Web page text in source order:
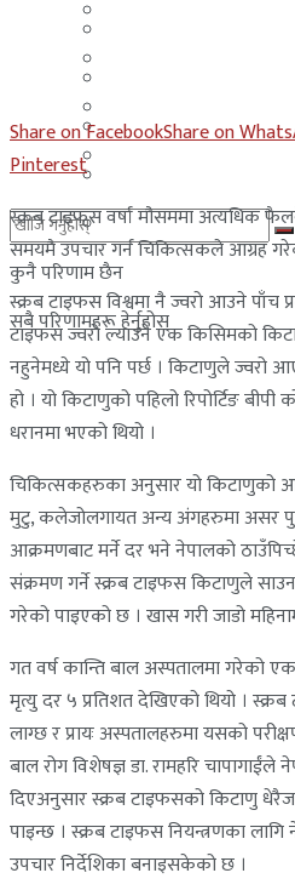
कुनै परिणाम छैन
सबै परिणामहरू हेर्नुहोस्
युएई
साउदी अरब
Share on FacebookShare on
Pinterest
स्क्रब टाइफस वर्षा मौसममा अत्यधिक
समयमै उपचार गर्न चिकित्सकले आग्रह
स्क्रब टाइफस विश्वमा नै ज्वरो आउने पाँच
टाइफस ज्वरो ल्याउने एक किसिमको
नहुनेमध्ये यो पनि पर्छ । किटाणुले ज्वरो
हो । यो किटाणुको पहिलो रिपोर्टिङ बीपी
धरानमा भएको थियो ।
चिकित्सकहरुका अनुसार यो किटाणुको
मुटु, कलेजोलगायत अन्य अंगहरुमा असर
आक्रमणबाट मर्ने दर भने नेपालको
संक्रमण गर्ने स्क्रब टाइफस किटाणुले
गरेको पाइएको छ । खास गरी जाडो
गत वर्ष कान्ति बाल अस्पतालमा गरेको
मृत्यु दर ५ प्रतिशत देखिएको थियो ।
लाग्छ र प्रायः अस्पतालहरुमा यसको
बाल रोग विशेषज्ञ डा. रामहरि चापागाईंले
दिएअनुसार स्क्रब टाइफसको किटाणु
पाइन्छ । स्क्रब टाइफस नियन्त्रणका
उपचार निर्देशिका बनाइसकेको छ ।